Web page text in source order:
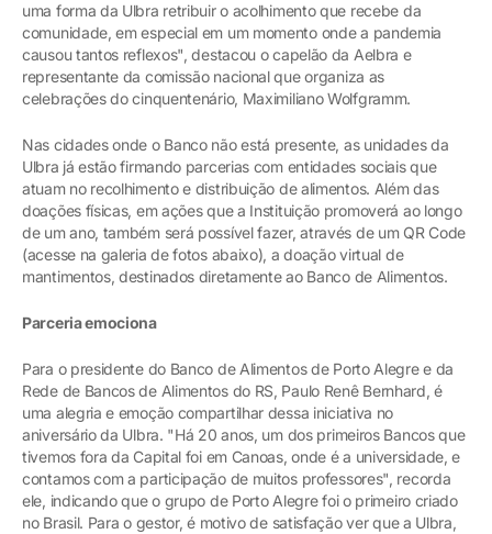
uma forma da Ulbra retribuir o acolhimento que recebe da
comunidade, em especial em um momento onde a pandemia
causou tantos reflexos", destacou o capelão da Aelbra e
representante da comissão nacional que organiza as
celebrações do cinquentenário, Maximiliano Wolfgramm.
Nas cidades onde o Banco não está presente, as unidades da
Ulbra já estão firmando parcerias com entidades sociais que
atuam no recolhimento e distribuição de alimentos. Além das
doações físicas, em ações que a Instituição promoverá ao longo
de um ano, também será possível fazer, através de um QR Code
(acesse na galeria de fotos abaixo), a doação virtual de
mantimentos, destinados diretamente ao Banco de Alimentos.
Parceria emociona
Para o presidente do Banco de Alimentos de Porto Alegre e da
Rede de Bancos de Alimentos do RS, Paulo Renê Bernhard, é
uma alegria e emoção compartilhar dessa iniciativa no
aniversário da Ulbra. "Há 20 anos, um dos primeiros Bancos que
tivemos fora da Capital foi em Canoas, onde é a universidade, e
contamos com a participação de muitos professores", recorda
ele, indicando que o grupo de Porto Alegre foi o primeiro criado
no Brasil. Para o gestor, é motivo de satisfação ver que a Ulbra,